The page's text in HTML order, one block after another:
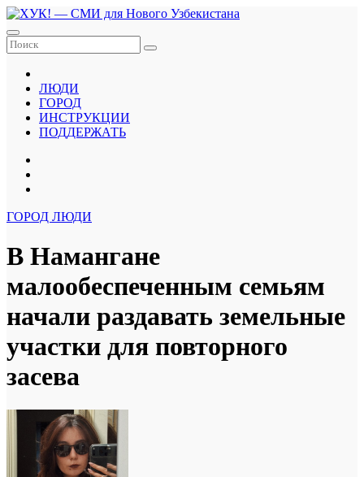
Перейти
к
содержанию
ЛЮДИ
ГОРОД
ИНСТРУКЦИИ
ПОДДЕРЖАТЬ
ГОРОД ЛЮДИ
В Намангане
малообеспеченным семьям
начали раздавать земельные
участки для повторного
засева